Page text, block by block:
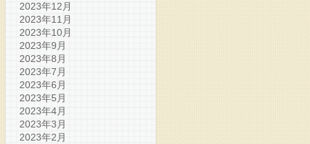
2023年12月
2023年11月
2023年10月
2023年9月
2023年8月
2023年7月
2023年6月
2023年5月
2023年4月
2023年3月
2023年2月